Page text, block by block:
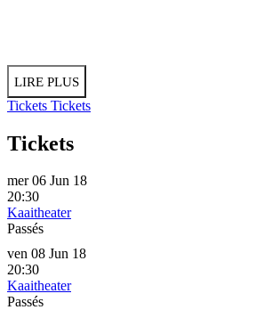
LIRE PLUS
Tickets Tickets
Tickets
mer 06 Jun 18
20:30
Kaaitheater
Passés
ven 08 Jun 18
20:30
Kaaitheater
Passés